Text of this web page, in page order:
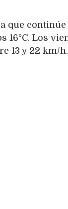
que
16°C. Los
13 y 22 km/h.